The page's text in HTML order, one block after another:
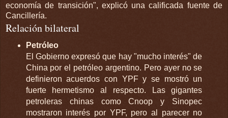
economía de transición", explicó una calificada fuente de
Cancillería.
Relación bilateral
Petróleo
El Gobierno expresó que hay "mucho interés" de
China por el petróleo argentino. Pero ayer no se
definieron acuerdos con YPF y se mostró un
fuerte hermetismo al respecto. Las gigantes
petroleras chinas como Cnoop y Sinopec
mostraron interés por YPF, pero al parecer no